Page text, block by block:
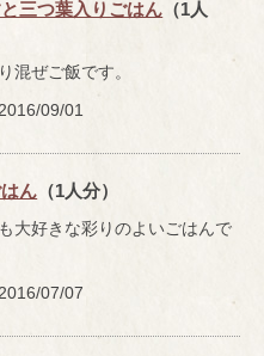
三つ葉入りごはん （1人
混ぜご飯です。
09/01
ん （1人分）
大好きな彩りのよいごはんで
07/07